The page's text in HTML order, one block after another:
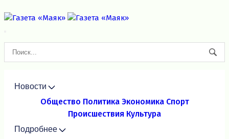
Новости
Общество Политика Экономика Спорт
Происшествия Культура
Подробнее